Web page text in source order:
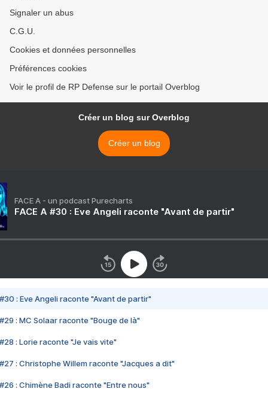
Signaler un abus
C.G.U.
Cookies et données personnelles
Préférences cookies
Voir le profil de RP Defense sur le portail Overblog
Créer un blog sur Overblog
Créer un blog
FACE A - un podcast Purecharts
FACE A #30 : Eve Angeli raconte "Avant de partir"
#30 : Eve Angeli raconte "Avant de partir"
#29 : MC Solaar raconte "Bouge de là"
#28 : Lorie raconte "Je vais vite"
#27 : Christophe Willem raconte "Jacques a dit"
#26 : Chimène Badi raconte "Entre nous"